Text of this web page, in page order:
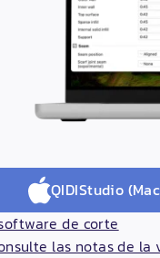
QIDIStudio
de corte
las notas de